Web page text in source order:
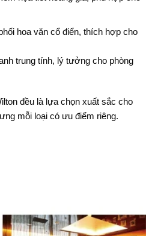
hoa văn cổ điển, thích hợp cho
trung tính, lý tưởng cho phòng
đều là lựa chọn xuất sắc cho
mỗi loại có ưu điểm riêng.